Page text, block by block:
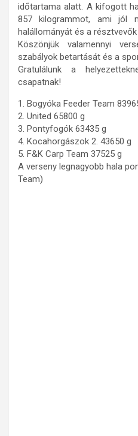
időtartama alatt. A kifogott
857 kilogrammot, ami jól
halállományát és a
Köszönjük valamennyi
szabályok betartását és a
Gratulálunk a
csapatnak!
1. Bogyóka Feeder Team
2. United 65800 g
3. Pontyfogók 63435 g
4. Kocahorgászok 2. 43650 g
5. F&K Carp Team 37525 g
A verseny legnagyobb hala
Team)